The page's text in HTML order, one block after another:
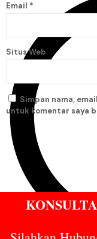
Email *
Situs Web
Simpan nama,
untuk komentar saya